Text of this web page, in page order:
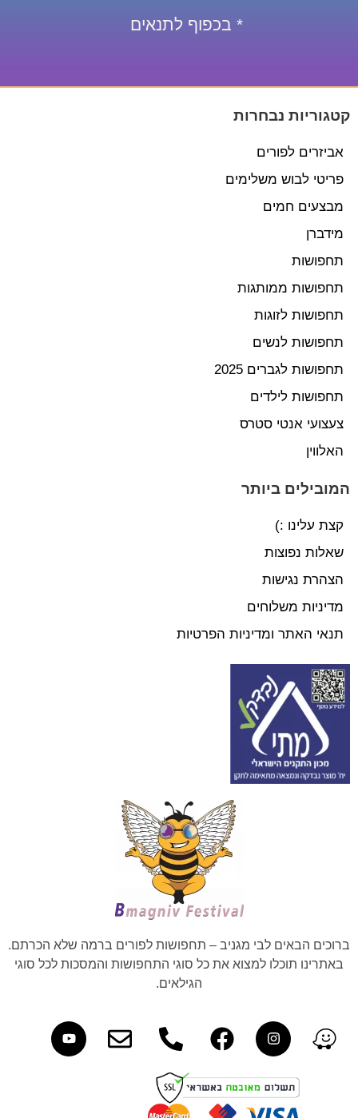
* בכפוף לתנאים
קטגוריות נבחרות
אביזרים לפורים
פריטי לבוש משלימים
מבצעים חמים
מידברן
תחפושות
תחפושות ממותגות
תחפושות לזוגות
תחפושות לנשים
תחפושות לגברים 2025
תחפושות לילדים
צעצועי אנטי סטרס
האלווין
המובילים ביותר
קצת עלינו :)
שאלות נפוצות
הצהרת נגישות
מדיניות משלוחים
תנאי האתר ומדיניות הפרטיות
ברוכים הבאים לבי מגניב – תחפושות לפורים ברמה שלא הכרתם.
באתרינו תוכלו למצוא את כל סוגי התחפושות והמסכות לכל סוגי
הגילאים.